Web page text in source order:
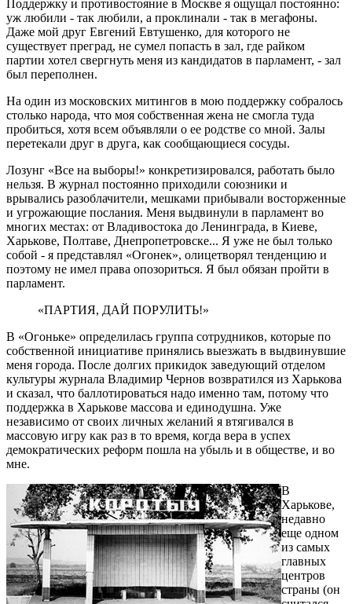
Поддержку и противостояние в Москве я ощущал постоянно:
уж любили - так любили, а проклинали - так в мегафоны.
Даже мой друг Евгений Евтушенко, для которого не
существует преград, не сумел попасть в зал, где райком
партии хотел свергнуть меня из кандидатов в парламент, - зал
был переполнен.
На один из московских митингов в мою поддержку собралось
столько народа, что моя собственная жена не смогла туда
пробиться, хотя всем объявляли о ее родстве со мной. Залы
перетекали друг в друга, как сообщающиеся сосуды.
Лозунг «Все на выборы!» конкретизировался, работать было
нельзя. В журнал постоянно приходили союзники и
врывались разоблачители, мешками прибывали восторженные
и угрожающие послания. Меня выдвинули в парламент во
многих местах: от Владивостока до Ленинграда, в Киеве,
Харькове, Полтаве, Днепропетровске... Я уже не был только
собой - я представлял «Огонек», олицетворял тенденцию и
поэтому не имел права опозориться. Я был обязан пройти в
парламент.
«ПАРТИЯ, ДАЙ ПОРУЛИТЬ!»
В «Огоньке» определилась группа сотрудников, которые по
собственной инициативе принялись выезжать в выдвинувшие
меня города. После долгих прикидок заведующий отделом
культуры журнала Владимир Чернов возвратился из Харькова
и сказал, что баллотироваться надо именно там, потому что
поддержка в Харькове массова и единодушна. Уже
независимо от своих личных желаний я втягивался в
массовую игру как раз в то время, когда вера в успех
демократических реформ пошла на убыль и в обществе, и во
мне.
В
Харькове,
недавно
еще одном
из самых
главных
центров
страны (он